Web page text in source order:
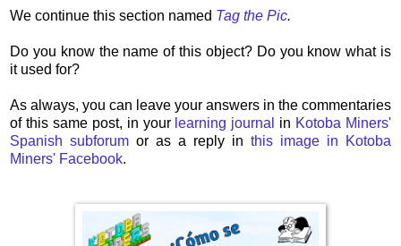
We continue this section named Tag the Pic.
Do you know the name of this object? Do you know what is
it used for?
As always, you can leave your answers in the commentaries
of this same post, in your learning journal in Kotoba Miners'
Spanish subforum or as a reply in this image in Kotoba
Miners' Facebook.